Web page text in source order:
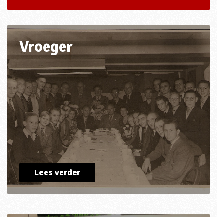
Vroeger
Lees verder